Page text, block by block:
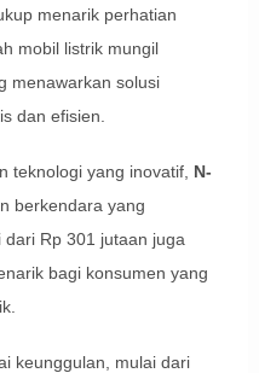
menarik perhatian
mobil listrik mungil
menawarkan solusi
dan efisien.
teknologi yang inovatif, N-
berkendara yang
Rp 301 jutaan juga
bagi konsumen yang
keunggulan, mulai dari